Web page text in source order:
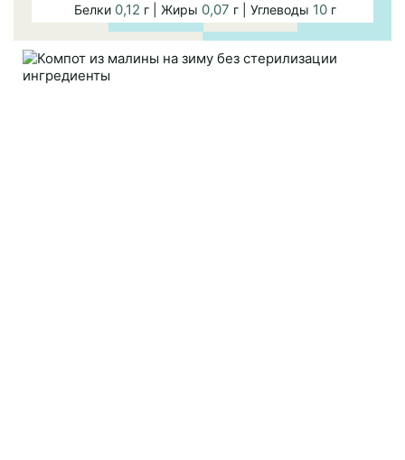
Белки 0,12 г | Жиры 0,07 г | Углеводы 10г